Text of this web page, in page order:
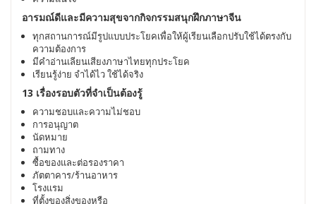
อารมณ์ดีและมีความสุขจากกิจกรรมสนุกฝึกภาษาจีน
ทุกสถานการณ์มีรูปแบบประโยคเพื่อให้ผู้เรียนเลือกปรับใช้ได้ตรงกับ
ความต้องการ
มีคำอ่านเลียนเสียงภาษาไทยทุกประโยค
เรียนรู้ง่าย จำได้ไว ใช้ได้จริง
13 เรื่องรอบตัวที่จำเป็นต้องรู้
ความชอบและความไม่ชอบ
การอนุญาต
นัดหมาย
ถามทาง
ซื้อของและต่อรองราคา
ภัตตาคาร/ร้านอาหาร
โรงแรม
ที่ตั้งของสิ่งของหรือ